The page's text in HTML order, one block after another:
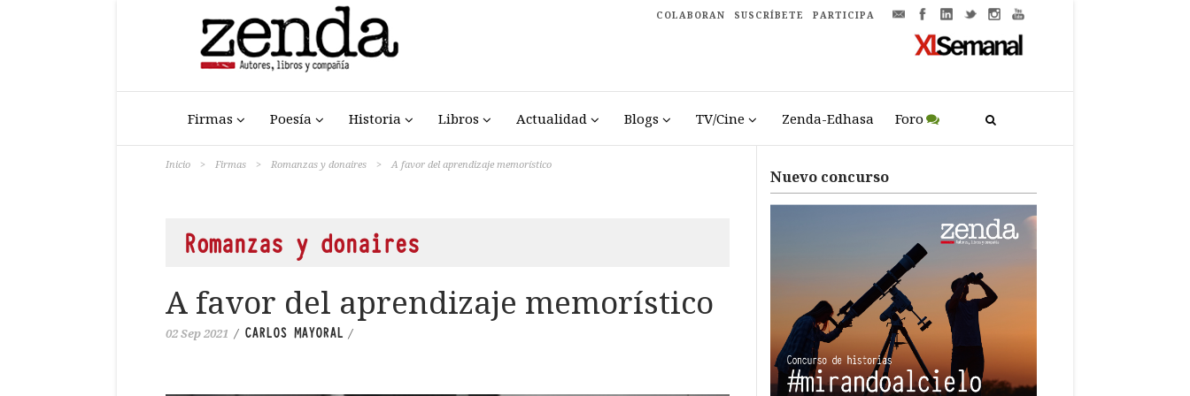
COLABORAN SUSCRÍBETE PARTICIPA
Firmas Poesía Historia Libros Actualidad Blogs TV/Cine Zenda-Edhasa Foro
Inicio > Firmas > Romanzas y donaires > A favor del aprendizaje memorístico
Romanzas y donaires
A favor del aprendizaje memorístico
02 Sep 2021 / CARLOS MAYORAL /
Nuevo concurso